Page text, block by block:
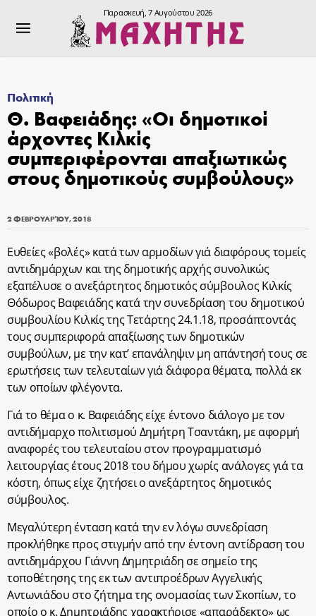
Παρασκευή, 7 Αυγούστου 2026
Πολιτική
Θ. Βαφειάδης: «Οι δημοτικοί
άρχοντες Κιλκίς
συμπεριφέρονται απαξιωτικώς
στους δημοτικούς συμβούλους»
2 ΦΕΒΡΟΥΑΡΊΟΥ, 2018
Ευθείες «βολές» κατά των αρμοδίων γιά διαφόρους τομείς
αντιδημάρχων και της δημοτικής αρχής συνολικώς
εξαπέλυσε ο ανεξάρτητος δημοτικός σύμβουλος Κιλκίς
Θόδωρος Βαφειάδης κατά την συνεδρίαση του δημοτικού
συμβουλίου Κιλκίς της Τετάρτης 24.1.18, προσάπτοντάς
τους συμπεριφορά απαξίωσης των δημοτικών
συμβούλων, με την κατ’ επανάληψιν μη απάντησή τους σε
ερωτήσεις των τελευταίων γιά διάφορα θέματα, πολλά εκ
των οποίων φλέγοντα.
Γιά το θέμα ο κ. Βαφειάδης είχε έντονο διάλογο με τον
αντιδήμαρχο πολιτισμού Δημήτρη Τσαντάκη, με αφορμή
αναφορές του τελευταίου στον προγραμματισμό
λειτουργίας έτους 2018 του δήμου χωρίς ανάλογες γιά τα
κόστη, όπως είχε ζητήσει ο ανεξάρτητος δημοτικός
σύμβουλος.
Μεγαλύτερη ένταση κατά την εν λόγω συνεδρίαση
προκλήθηκε προς στιγμήν από την έντονη αντίδραση του
αντιδημάρχου Γιάννη Δημητριάδη σε σημείο της
τοποθέτησης της εκ των αντιπροέδρων Αγγελικής
Αντωνιάδου στο ζήτημα της ονομασίας των Σκοπίων, το
οποίο ο κ. Δημητριάδης χαρακτήρισε «απαράδεκτο» ως